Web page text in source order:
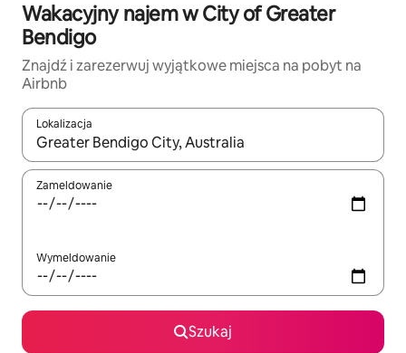
Wakacyjny najem w City of Greater
Bendigo
Znajdź i zarezerwuj wyjątkowe miejsca na pobyt na
Airbnb
Lokalizacja
Gdy wyniki będą dostępne, możesz poruszać się po nich za
Zameldowanie
Wymeldowanie
Szukaj